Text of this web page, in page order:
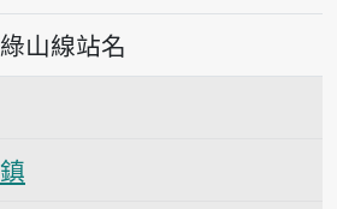
播放音讀Pin-hái
山線站名